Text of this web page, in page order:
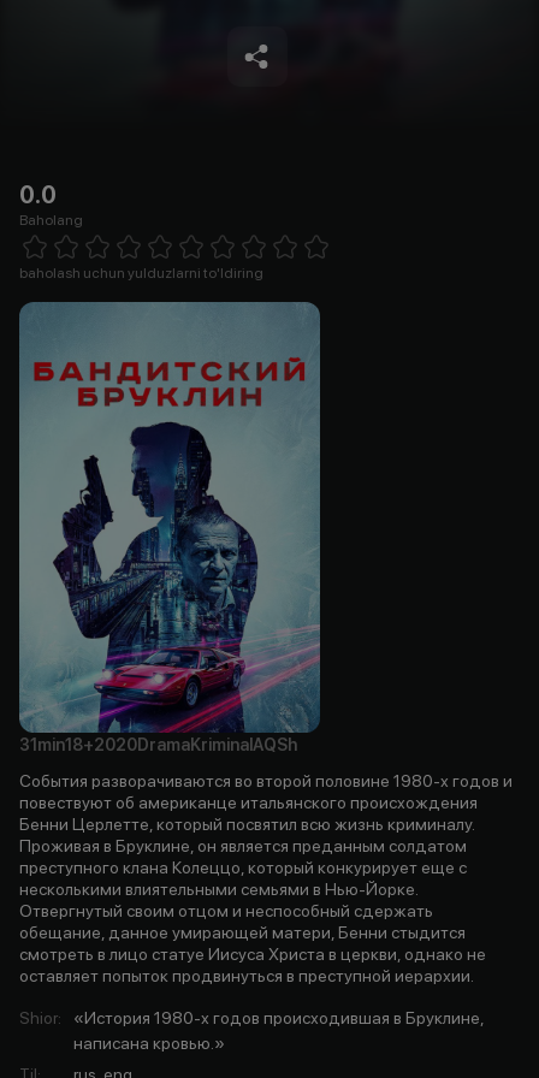
0.0
Baholang
1 Star 2 Stars 3 Stars 4 Stars5 Stars 6 Stars7 Stars8 Stars
baholash uchun yulduzlarni to'ldiring
31min18+2020DramaKriminal AQSh
События разворачиваются во второй половине 1980-х годов и
повествуют об американце итальянского происхождения
Бенни Церлетте, который посвятил всю жизнь криминалу.
Проживая в Бруклине, он является преданным солдатом
преступного клана Колеццо, который конкурирует еще с
несколькими влиятельными семьями в Нью-Йорке.
Отвергнутый своим отцом и неспособный сдержать
обещание, данное умирающей матери, Бенни стыдится
смотреть в лицо статуе Иисуса Христа в церкви, однако не
оставляет попыток продвинуться в преступной иерархии.
Shior:
«История 1980-х годов происходившая в Бруклине,
написана кровью.»
Til:
rus, eng